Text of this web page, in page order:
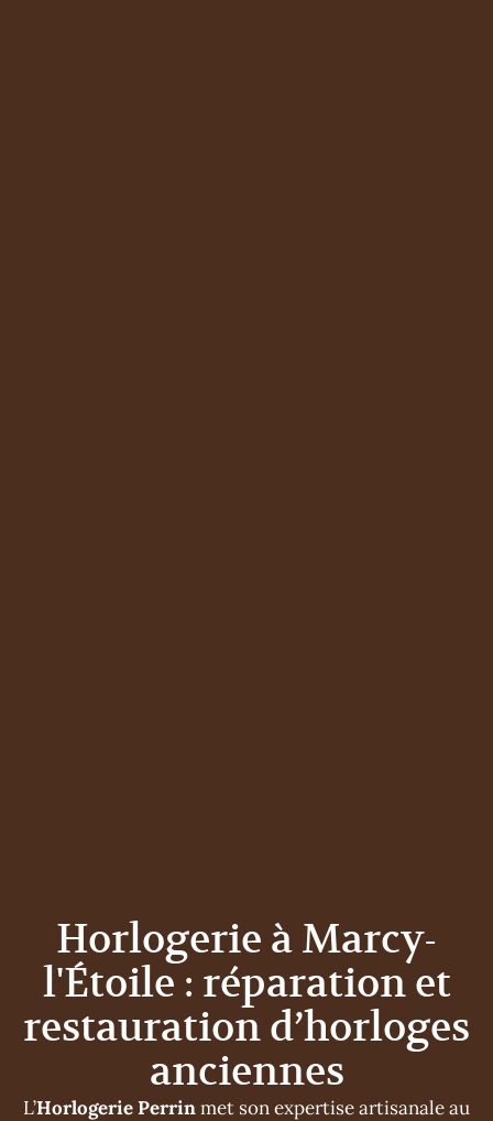
Horlogerie à Marcy-
l'Étoile : réparation et
restauration d’horloges
anciennes
L’Horlogerie Perrinmet son expertise artisanale au